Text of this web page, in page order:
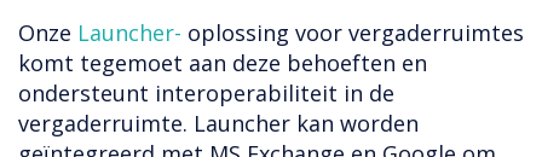
Onze Launcher- oplossing voor vergaderruimtes
komt tegemoet aan deze behoeften en
ondersteunt interoperabiliteit in de
vergaderruimte. Launcher kan worden